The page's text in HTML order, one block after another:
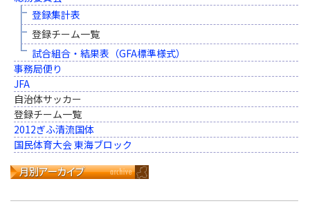
登録集計表
登録チーム一覧
試合組合・結果表（GFA標準様式）
事務局便り
JFA
自治体サッカー
登録チーム一覧
2012ぎふ清流国体
国民体育大会 東海ブロック